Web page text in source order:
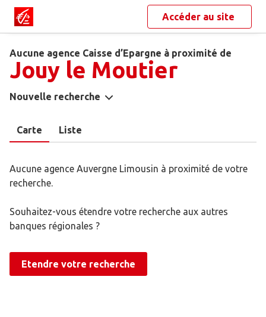
Accéder au site
Aucune agence Caisse d’Epargne à proximité de
Jouy le Moutier
Nouvelle recherche
Carte Liste
Aucune agence Auvergne Limousin à proximité de votre
recherche.
Souhaitez-vous étendre votre recherche aux autres
banques régionales ?
Etendre votre recherche